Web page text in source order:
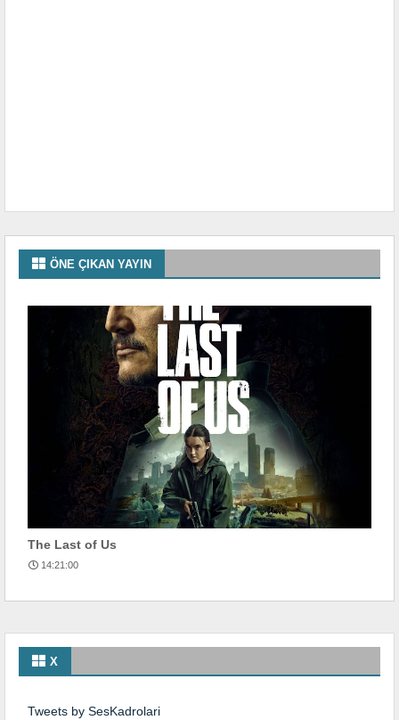
ÖNE ÇIKAN YAYIN
The Last of Us
14:21:00
X
Tweets by SesKadrolari